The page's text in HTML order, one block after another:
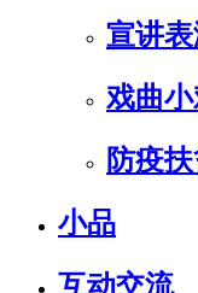
宣讲
戏曲
防疫
小品
互动交流